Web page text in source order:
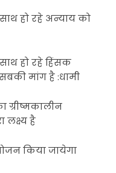
हो रहे अन्याय को
हो रहे हिंसक
मांग है :धामी
ग्रीष्मकालीन
लक्ष्य है
किया जायेगा